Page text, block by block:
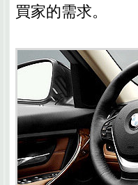
買家的需求。